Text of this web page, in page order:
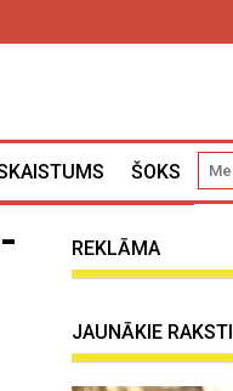
ŠOKS
REKLĀMA
JAUNĀKIE RAKSTI